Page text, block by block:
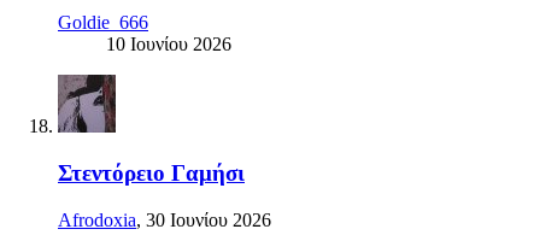
Goldie_666
10 Ιουνίου 2026
Στεντόρειο Γαμήσι
Afrodoxia, 30 Ιουνίου 2026